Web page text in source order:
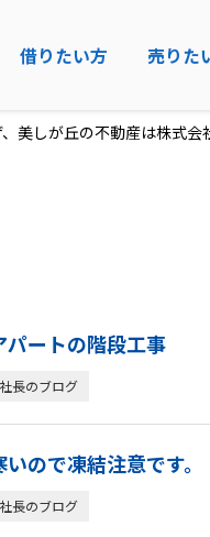
借りたい方 売りた
美しが丘の不動産は株式会
パートの階段工事
社長のブログ
いので凍結注意です。
社長のブログ